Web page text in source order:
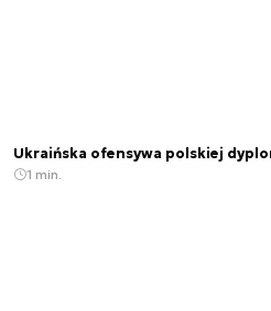
Ukraińska ofensywa polskiej
1 min.